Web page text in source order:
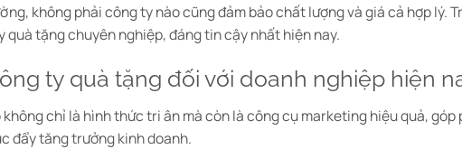
không phải công ty nào cũng đảm bảo chất lượng và giá cả hợp lý.
quà tặng chuyên nghiệp, đáng tin cậy nhất hiện nay.
ty quà tặng đối với doanh nghiệp hiện
chỉ là hình thức tri ân mà còn là công cụ marketing hiệu quả,
đẩy tăng trưởng kinh doanh.